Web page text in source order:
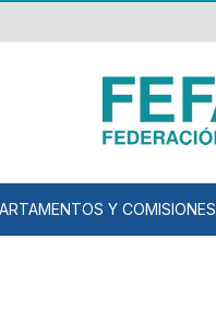
Y COMISIONES